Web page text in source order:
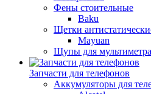
Фены стоительные
Baku
Щетки
Mayuan
Щупы для мультиметра
Запчасти для телефонов
Аккумуляторы для